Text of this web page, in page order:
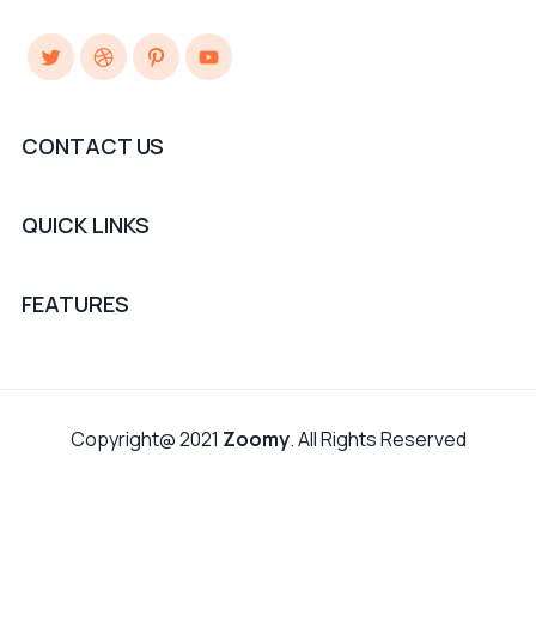
TwitterDribbblePinterestYouTube
CONTACT US
QUICK LINKS
FEATURES
Copyright@ 2021 Zoomy. All Rights Reserved